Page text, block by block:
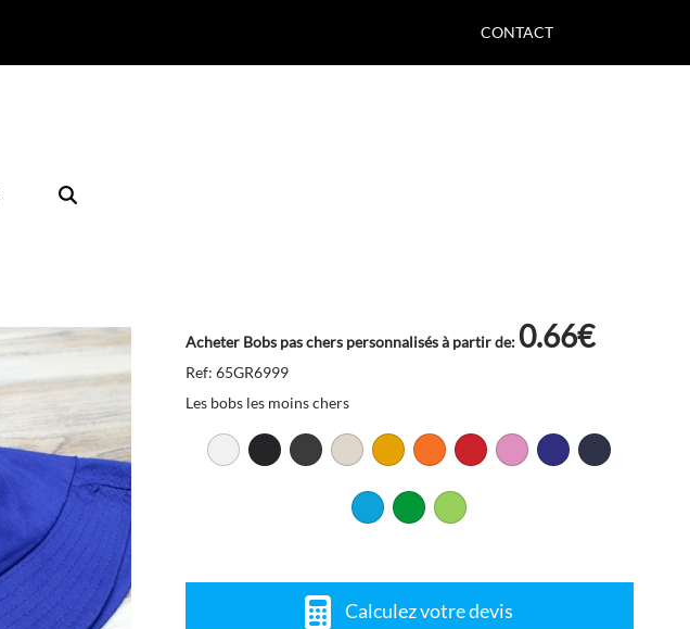
CONTACT
Acheter Bobs pas chers personnalisés à partir de:0.66€
Ref: 65GR6999
Les bobs les moins chers
Calculez votre devis